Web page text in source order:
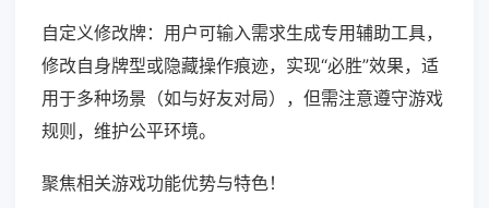
自定义修改牌：用户可输入需求生成专用辅助工具，
修改自身牌型或隐藏操作痕迹，实现“必胜”效果，适
用于多种场景（如与好友对局），但需注意遵守游戏
规则，维护公平环境。
聚焦相关游戏功能优势与特色！